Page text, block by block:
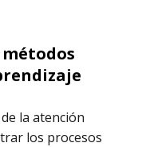
la atención
los procesos